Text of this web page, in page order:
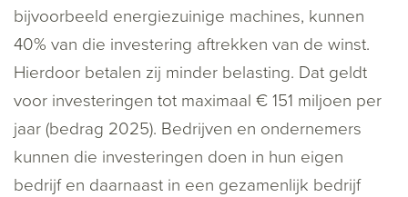
bijvoorbeeld energiezuinige machines, kunnen
40% van die investering aftrekken van de winst.
Hierdoor betalen zij minder belasting. Dat geldt
voor investeringen tot maximaal € 151 miljoen per
jaar (bedrag 2025). Bedrijven en ondernemers
kunnen die investeringen doen in hun eigen
bedrijf en daarnaast in een gezamenlijk bedrijf